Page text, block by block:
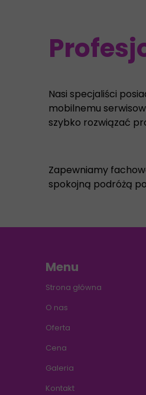
Nasi specjaliści
mobilnemu
szybko rozwiązać
Zapewniamy
spokojną podróżą
Menu
Strona główna
O nas
Oferta
Cena
Galeria
Kontakt